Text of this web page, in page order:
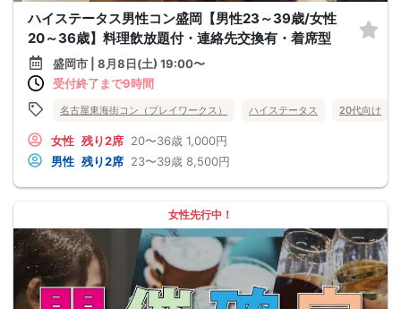
ハイステータス男性コン盛岡【男性23～39歳/女性
20～36歳】料理飲放題付・連絡先交換有・着席型
盛岡市 | 8月8日(土) 19:00〜
受付終了まで9時間
名古屋東海街コン（プレイワークス） ハイステータス 20代向け
女性 残り2席 20〜36歳 1,000円
男性 残り2席 23〜39歳 8,500円
女性先行中！